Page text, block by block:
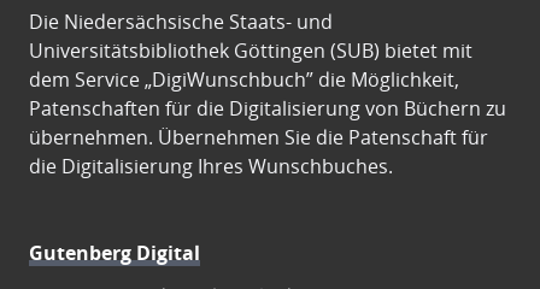
Die Niedersächsische Staats- und
Universitätsbibliothek Göttingen (SUB) bietet mit
dem Service „DigiWunschbuch” die Möglichkeit,
Patenschaften für die Digitalisierung von Büchern zu
übernehmen. Übernehmen Sie die Patenschaft für
die Digitalisierung Ihres Wunschbuches.
Gutenberg Digital